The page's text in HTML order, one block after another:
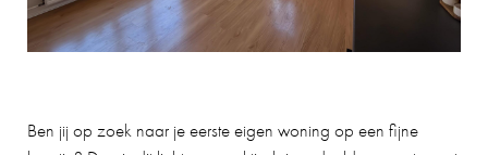
Ben jij op zoek naar je eerste eigen woning op een fijne